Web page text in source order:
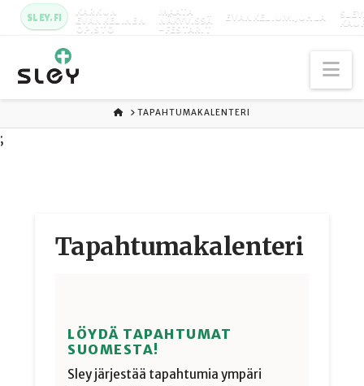
SLEY.FI KARKUN
EVANKELINEN
OPISTO
MAATA
NÄKYVISSÄ
-FESTARIT
EVANKELIUMIJUHLA
ETUSIVU
TAPAHTUMAKALENTERI
;
Tapahtuma­kalenteri
LÖYDÄ TAPAHTUMAT
SUOMESTA!
Sley järjestää tapahtumia ympäri